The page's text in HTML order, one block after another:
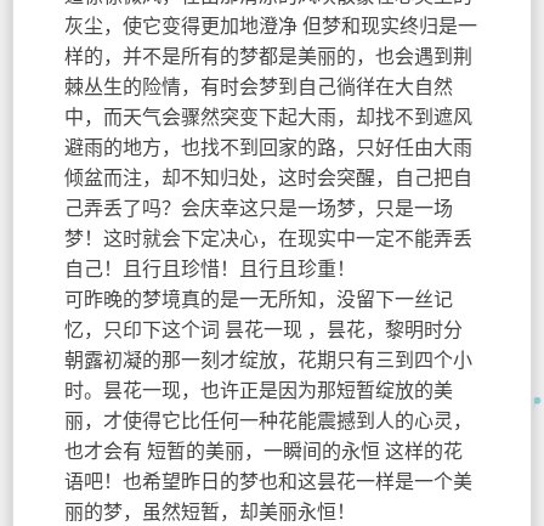
灰尘，使它变得更加地澄净 但梦和现实终归是一
样的，并不是所有的梦都是美丽的，也会遇到荆
棘丛生的险情，有时会梦到自己徜徉在大自然
中，而天气会骤然突变下起大雨，却找不到遮风
避雨的地方，也找不到回家的路，只好任由大雨
倾盆而注，却不知归处，这时会突醒，自己把自
己弄丢了吗？会庆幸这只是一场梦，只是一场
梦！这时就会下定决心，在现实中一定不能弄丢
自己！且行且珍惜！且行且珍重！
可昨晚的梦境真的是一无所知，没留下一丝记
忆，只印下这个词 昙花一现 ，昙花，黎明时分
朝露初凝的那一刻才绽放，花期只有三到四个小
时。昙花一现，也许正是因为那短暂绽放的美
丽，才使得它比任何一种花能震撼到人的心灵，
也才会有 短暂的美丽，一瞬间的永恒 这样的花
语吧！也希望昨日的梦也和这昙花一样是一个美
丽的梦，虽然短暂，却美丽永恒！